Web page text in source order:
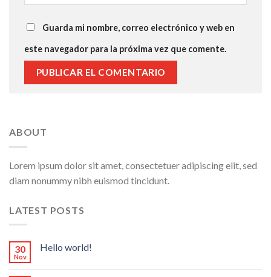
Guarda mi nombre, correo electrónico y web en
este navegador para la próxima vez que comente.
ABOUT
Lorem ipsum dolor sit amet, consectetuer adipiscing elit, sed
diam nonummy nibh euismod tincidunt.
LATEST POSTS
30
Nov
Hello world!